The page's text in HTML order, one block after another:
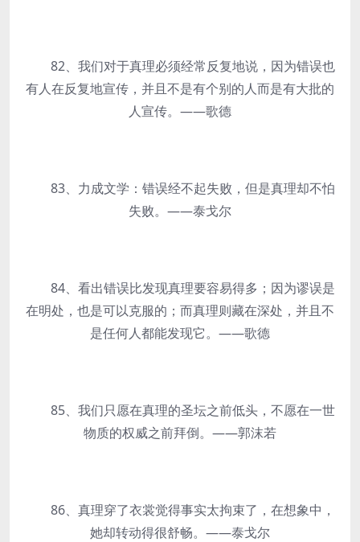
82、我们对于真理必须经常反复地说，因为错误也
有人在反复地宣传，并且不是有个别的人而是有大批的
人宣传。——歌德
83、力成文学：错误经不起失败，但是真理却不怕
失败。——泰戈尔
84、看出错误比发现真理要容易得多；因为谬误是
在明处，也是可以克服的；而真理则藏在深处，并且不
是任何人都能发现它。——歌德
85、我们只愿在真理的圣坛之前低头，不愿在一世
物质的权威之前拜倒。——郭沫若
86、真理穿了衣裳觉得事实太拘束了，在想象中，
她却转动得很舒畅。——泰戈尔